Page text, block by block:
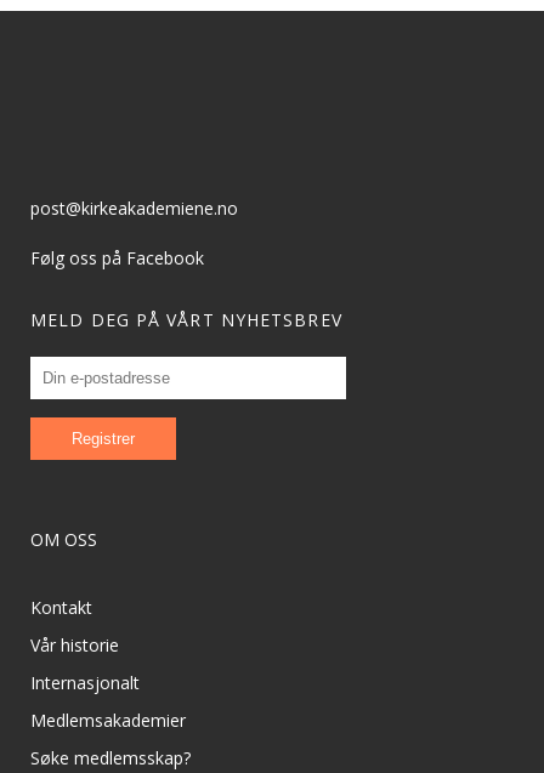
post@kirkeakademiene.no
Følg oss på Facebook
MELD DEG PÅ VÅRT NYHETSBREV
OM OSS
Kontakt
Vår historie
Internasjonalt
Medlemsakademier
Søke medlemsskap?